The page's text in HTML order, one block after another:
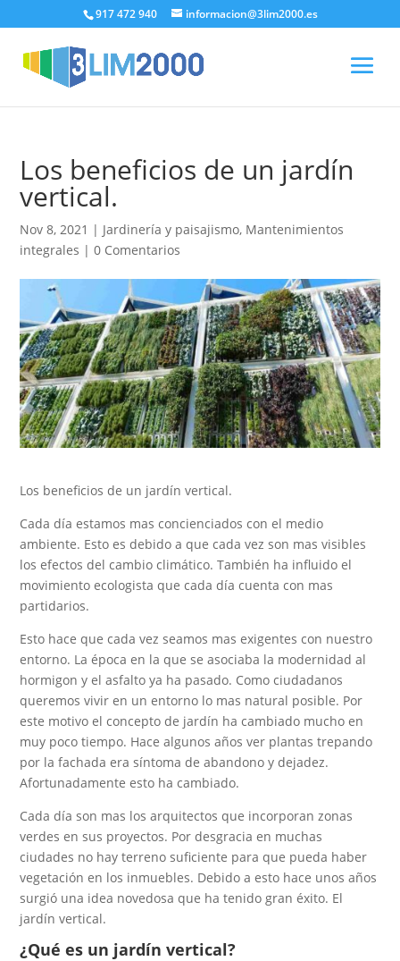
917 472 940 informacion@3lim2000.es
Los beneficios de un jardín
vertical.
Nov 8, 2021 | Jardinería y paisajismo, Mantenimientos
integrales |0 Comentarios
Los beneficios de un jardín vertical.
Cada día estamos mas concienciados con el medio
ambiente. Esto es debido a que cada vez son mas visibles
los efectos del cambio climático. También ha influido el
movimiento ecologista que cada día cuenta con mas
partidarios.
Esto hace que cada vez seamos mas exigentes con nuestro
entorno. La época en la que se asociaba la modernidad al
hormigon y el asfalto ya ha pasado. Como ciudadanos
queremos vivir en un entorno lo mas natural posible. Por
este motivo el concepto de jardín ha cambiado mucho en
muy poco tiempo. Hace algunos años ver plantas trepando
por la fachada era síntoma de abandono y dejadez.
Afortunadamente esto ha cambiado.
Cada día son mas los arquitectos que incorporan zonas
verdes en sus proyectos. Por desgracia en muchas
ciudades no hay terreno suficiente para que pueda haber
vegetación en los inmuebles. Debido a esto hace unos años
surgió una idea novedosa que ha tenido gran éxito. El
jardín vertical.
¿Qué es un jardín vertical?